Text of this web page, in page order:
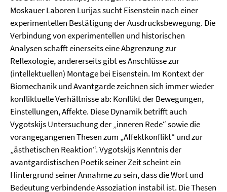
Moskauer Laboren Lurijas sucht Eisenstein nach einer
experimentellen Bestätigung der Ausdrucksbewegung. Die
Verbindung von experimentellen und historischen
Analysen schafft einerseits eine Abgrenzung zur
Reflexologie, andererseits gibt es Anschlüsse zur
(intellektuellen) Montage bei Eisenstein. Im Kontext der
Biomechanik und Avantgarde zeichnen sich immer wieder
konfliktuelle Verhältnisse ab: Konflikt der Bewegungen,
Einstellungen, Affekte. Diese Dynamik betrifft auch
Vygotskijs Untersuchung der „inneren Rede“ sowie die
vorangegangenen Thesen zum „Affektkonflikt“ und zur
„ästhetischen Reaktion“. Vygotskijs Kenntnis der
avantgardistischen Poetik seiner Zeit scheint ein
Hintergrund seiner Annahme zu sein, dass die Wort und
Bedeutung verbindende Assoziation instabil ist. Die Thesen